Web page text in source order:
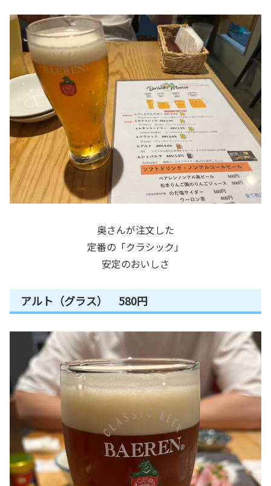
奥さんが注文した
定番の「クラシック」
安定のおいしさ
アルト（グラス） 580円